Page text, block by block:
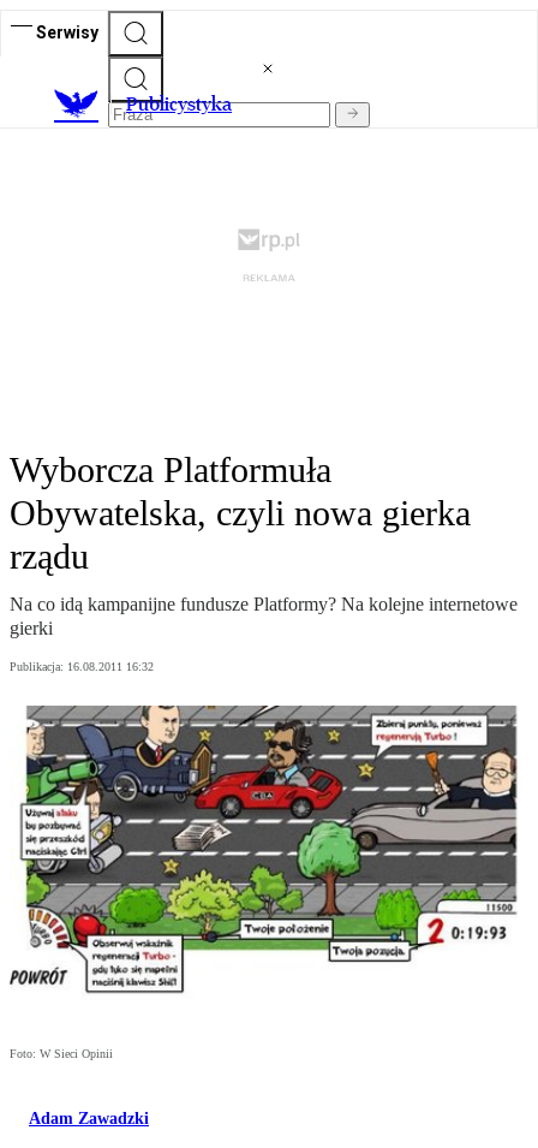
Serwisy
Publicystyka
Wyborcza Platformuła
Obywatelska, czyli nowa gierka
rządu
Na co idą kampanijne fundusze Platformy? Na kolejne internetowe
gierki
Publikacja: 16.08.2011 16:32
Foto: W Sieci Opinii
Adam Zawadzki